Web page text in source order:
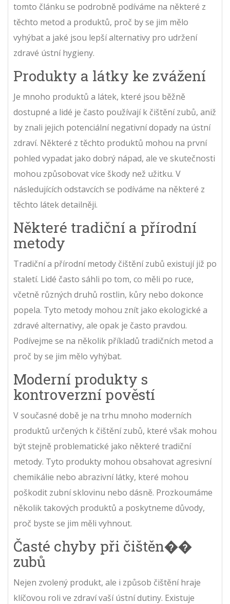
tomto článku se podrobně podíváme na některé z
těchto metod a produktů, proč by se jim mělo
vyhýbat a jaké jsou lepší alternativy pro udržení
zdravé ústní hygieny.
Produkty a látky ke zvážení
Je mnoho produktů a látek, které jsou běžně
dostupné a lidé je často používají k čištění zubů, aniž
by znali jejich potenciální negativní dopady na ústní
zdraví. Některé z těchto produktů mohou na první
pohled vypadat jako dobrý nápad, ale ve skutečnosti
mohou způsobovat více škody než užitku. V
následujících odstavcích se podíváme na některé z
těchto látek detailněji.
Některé tradiční a přírodní
metody
Tradiční a přírodní metody čištění zubů existují již po
staletí. Lidé často sáhli po tom, co měli po ruce,
včetně různých druhů rostlin, kůry nebo dokonce
popela. Tyto metody mohou znít jako ekologické a
zdravé alternativy, ale opak je často pravdou.
Podívejme se na několik příkladů tradičních metod a
proč by se jim mělo vyhýbat.
Moderní produkty s
kontroverzní pověstí
V současné době je na trhu mnoho moderních
produktů určených k čištění zubů, které však mohou
být stejně problematické jako některé tradiční
metody. Tyto produkty mohou obsahovat agresivní
chemikálie nebo abrazivní látky, které mohou
poškodit zubní sklovinu nebo dásně. Prozkoumáme
několik takových produktů a poskytneme důvody,
proč byste se jim měli vyhnout.
Časté chyby při čištěn��
zubů
Nejen zvolený produkt, ale i způsob čištění hraje
klíčovou roli ve zdraví vaší ústní dutiny. Existuje